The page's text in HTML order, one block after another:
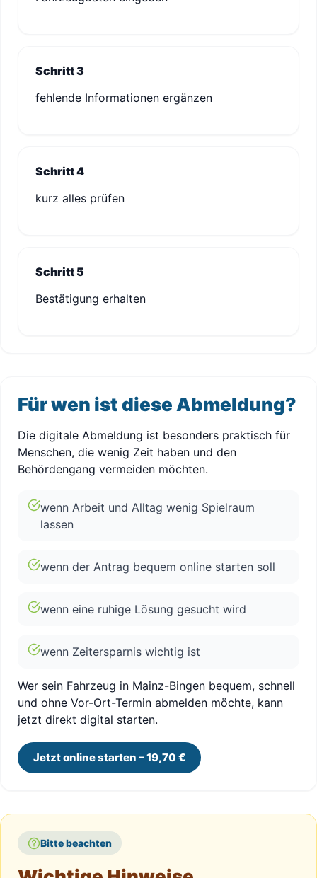
Schritt 3
fehlende Informationen ergänzen
Schritt 4
kurz alles prüfen
Schritt 5
Bestätigung erhalten
Für wen ist diese Abmeldung?
Die digitale Abmeldung ist besonders praktisch für
Menschen, die wenig Zeit haben und den
Behördengang vermeiden möchten.
wenn Arbeit und Alltag wenig Spielraum
lassen
wenn der Antrag bequem online starten soll
wenn eine ruhige Lösung gesucht wird
wenn Zeitersparnis wichtig ist
Wer sein Fahrzeug in Mainz-Bingen bequem, schnell
und ohne Vor-Ort-Termin abmelden möchte, kann
jetzt direkt digital starten.
Jetzt online starten – 19,70 €
Bitte beachten